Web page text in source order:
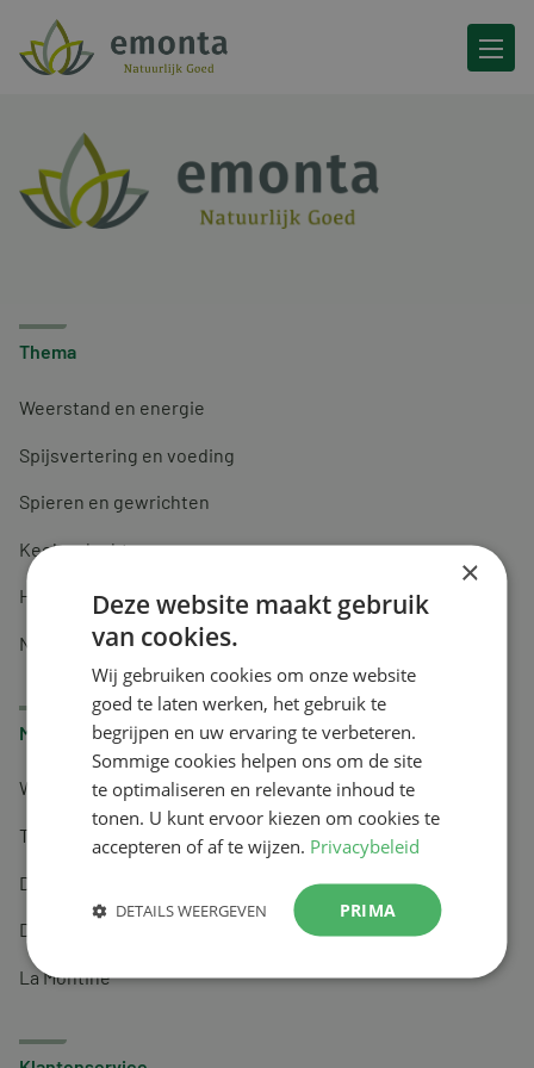
Ga naar de inhoud
Thema
Weerstand en energie
Spijsvertering en voeding
Spieren en gewrichten
Keel en luchtwegen
Huidverzorging
Nachtrust
Merken
Wapiti
Tai-Ginseng
Dermagíq
Draisma
La Montine
×
Deze website maakt gebruik
van cookies.
Wij gebruiken cookies om onze website
goed te laten werken, het gebruik te
begrijpen en uw ervaring te verbeteren.
Sommige cookies helpen ons om de site
te optimaliseren en relevante inhoud te
tonen. U kunt ervoor kiezen om cookies te
accepteren of af te wijzen. Privacybeleid
PRIMA
DETAILS WEERGEVEN